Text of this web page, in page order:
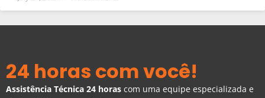
24 horas com você!
Assistência Técnica 24 horas com uma equipe especializada e